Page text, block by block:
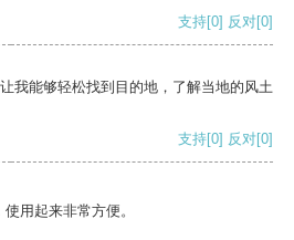
支持[0] 反对[0]
我能够轻松找到目的地，了解当地的风土
支持[0] 反对[0]
用起来非常方便。